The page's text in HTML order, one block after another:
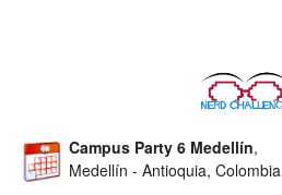
Campus Party 6 Medellín,
Medellín - Antioquia, Colombia